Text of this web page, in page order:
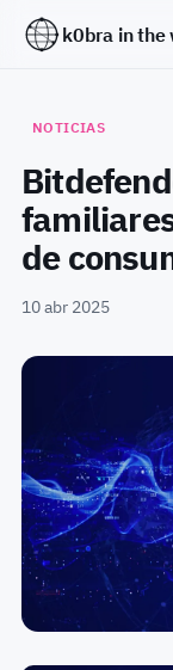
k0bra in the
NOTICIAS
de
10 abr 2025